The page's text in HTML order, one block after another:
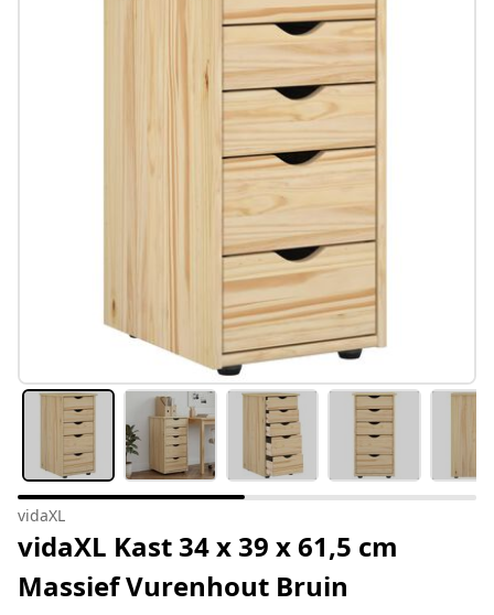
vidaXL
vidaXL Kast 34 x 39 x 61,5 cm
Massief Vurenhout Bruin